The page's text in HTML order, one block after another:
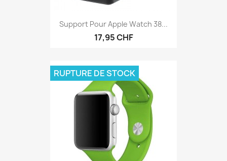
Support Pour Apple Watch 38...
17,95 CHF
RUPTURE DE STOCK